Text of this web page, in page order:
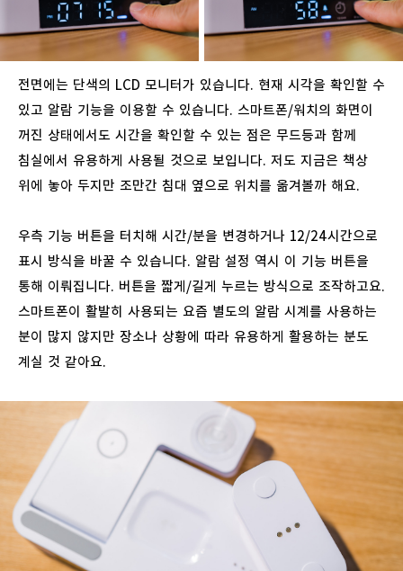
전면에는 단색의 LCD 모니터가 있습니다. 현재 시각을 확인할 수
있고 알람 기능을 이용할 수 있습니다. 스마트폰/워치의 화면이
꺼진 상태에서도 시간을 확인할 수 있는 점은 무드등과 함께
침실에서 유용하게 사용될 것으로 보입니다. 저도 지금은 책상
위에 놓아 두지만 조만간 침대 옆으로 위치를 옮겨볼까 해요.
우측 기능 버튼을 터치해 시간/분을 변경하거나 12/24시간으로
표시 방식을 바꿀 수 있습니다. 알람 설정 역시 이 기능 버튼을
통해 이뤄집니다. 버튼을 짧게/길게 누르는 방식으로 조작하고요.
스마트폰이 활발히 사용되는 요즘 별도의 알람 시계를 사용하는
분이 많지 않지만 장소나 상황에 따라 유용하게 활용하는 분도
계실 것 같아요.